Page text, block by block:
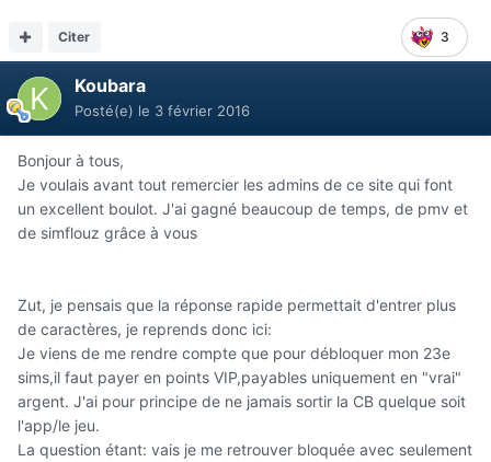
3
Citer
Koubara
Posté(e) le 3 février 2016
Bonjour à tous,
Je voulais avant tout remercier les admins de ce site qui font
un excellent boulot. J'ai gagné beaucoup de temps, de pmv et
de simflouz grâce à vous
Zut, je pensais que la réponse rapide permettait d'entrer plus
de caractères, je reprends donc ici:
Je viens de me rendre compte que pour débloquer mon 23e
sims,il faut payer en points VIP,payables uniquement en "vrai"
argent. J'ai pour principe de ne jamais sortir la CB quelque soit
l'app/le jeu.
La question étant: vais je me retrouver bloquée avec seulement